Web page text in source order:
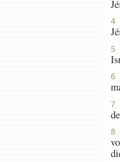
4
5
6
7
8